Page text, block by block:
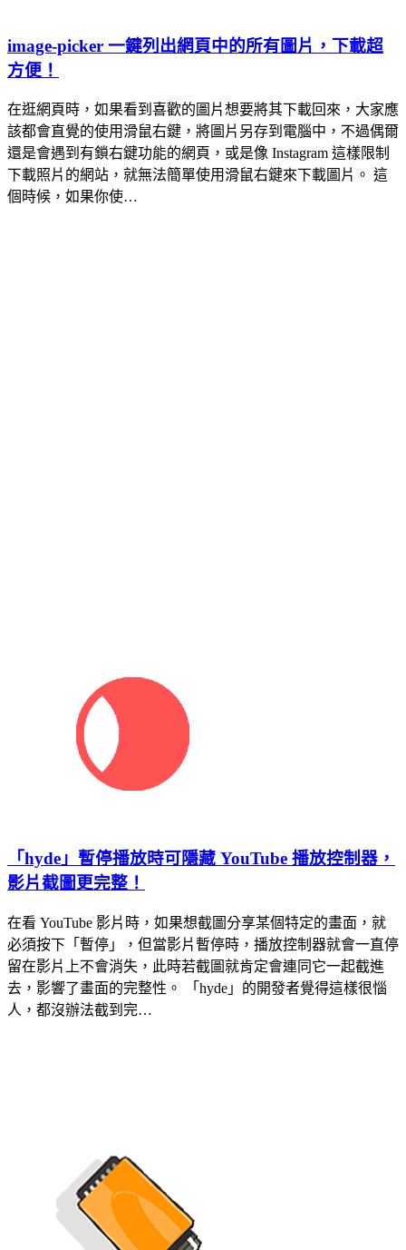
image-picker 一鍵列出網頁中的所有圖片，下載超
方便！
在逛網頁時，如果看到喜歡的圖片想要將其下載回來，大家應
該都會直覺的使用滑鼠右鍵，將圖片另存到電腦中，不過偶爾
還是會遇到有鎖右鍵功能的網頁，或是像 Instagram 這樣限制
下載照片的網站，就無法簡單使用滑鼠右鍵來下載圖片。 這
個時候，如果你使…
「hyde」暫停播放時可隱藏 YouTube 播放控制器，
影片截圖更完整！
在看 YouTube 影片時，如果想截圖分享某個特定的畫面，就
必須按下「暫停」，但當影片暫停時，播放控制器就會一直停
留在影片上不會消失，此時若截圖就肯定會連同它一起截進
去，影響了畫面的完整性。 「hyde」的開發者覺得這樣很惱
人，都沒辦法截到完…